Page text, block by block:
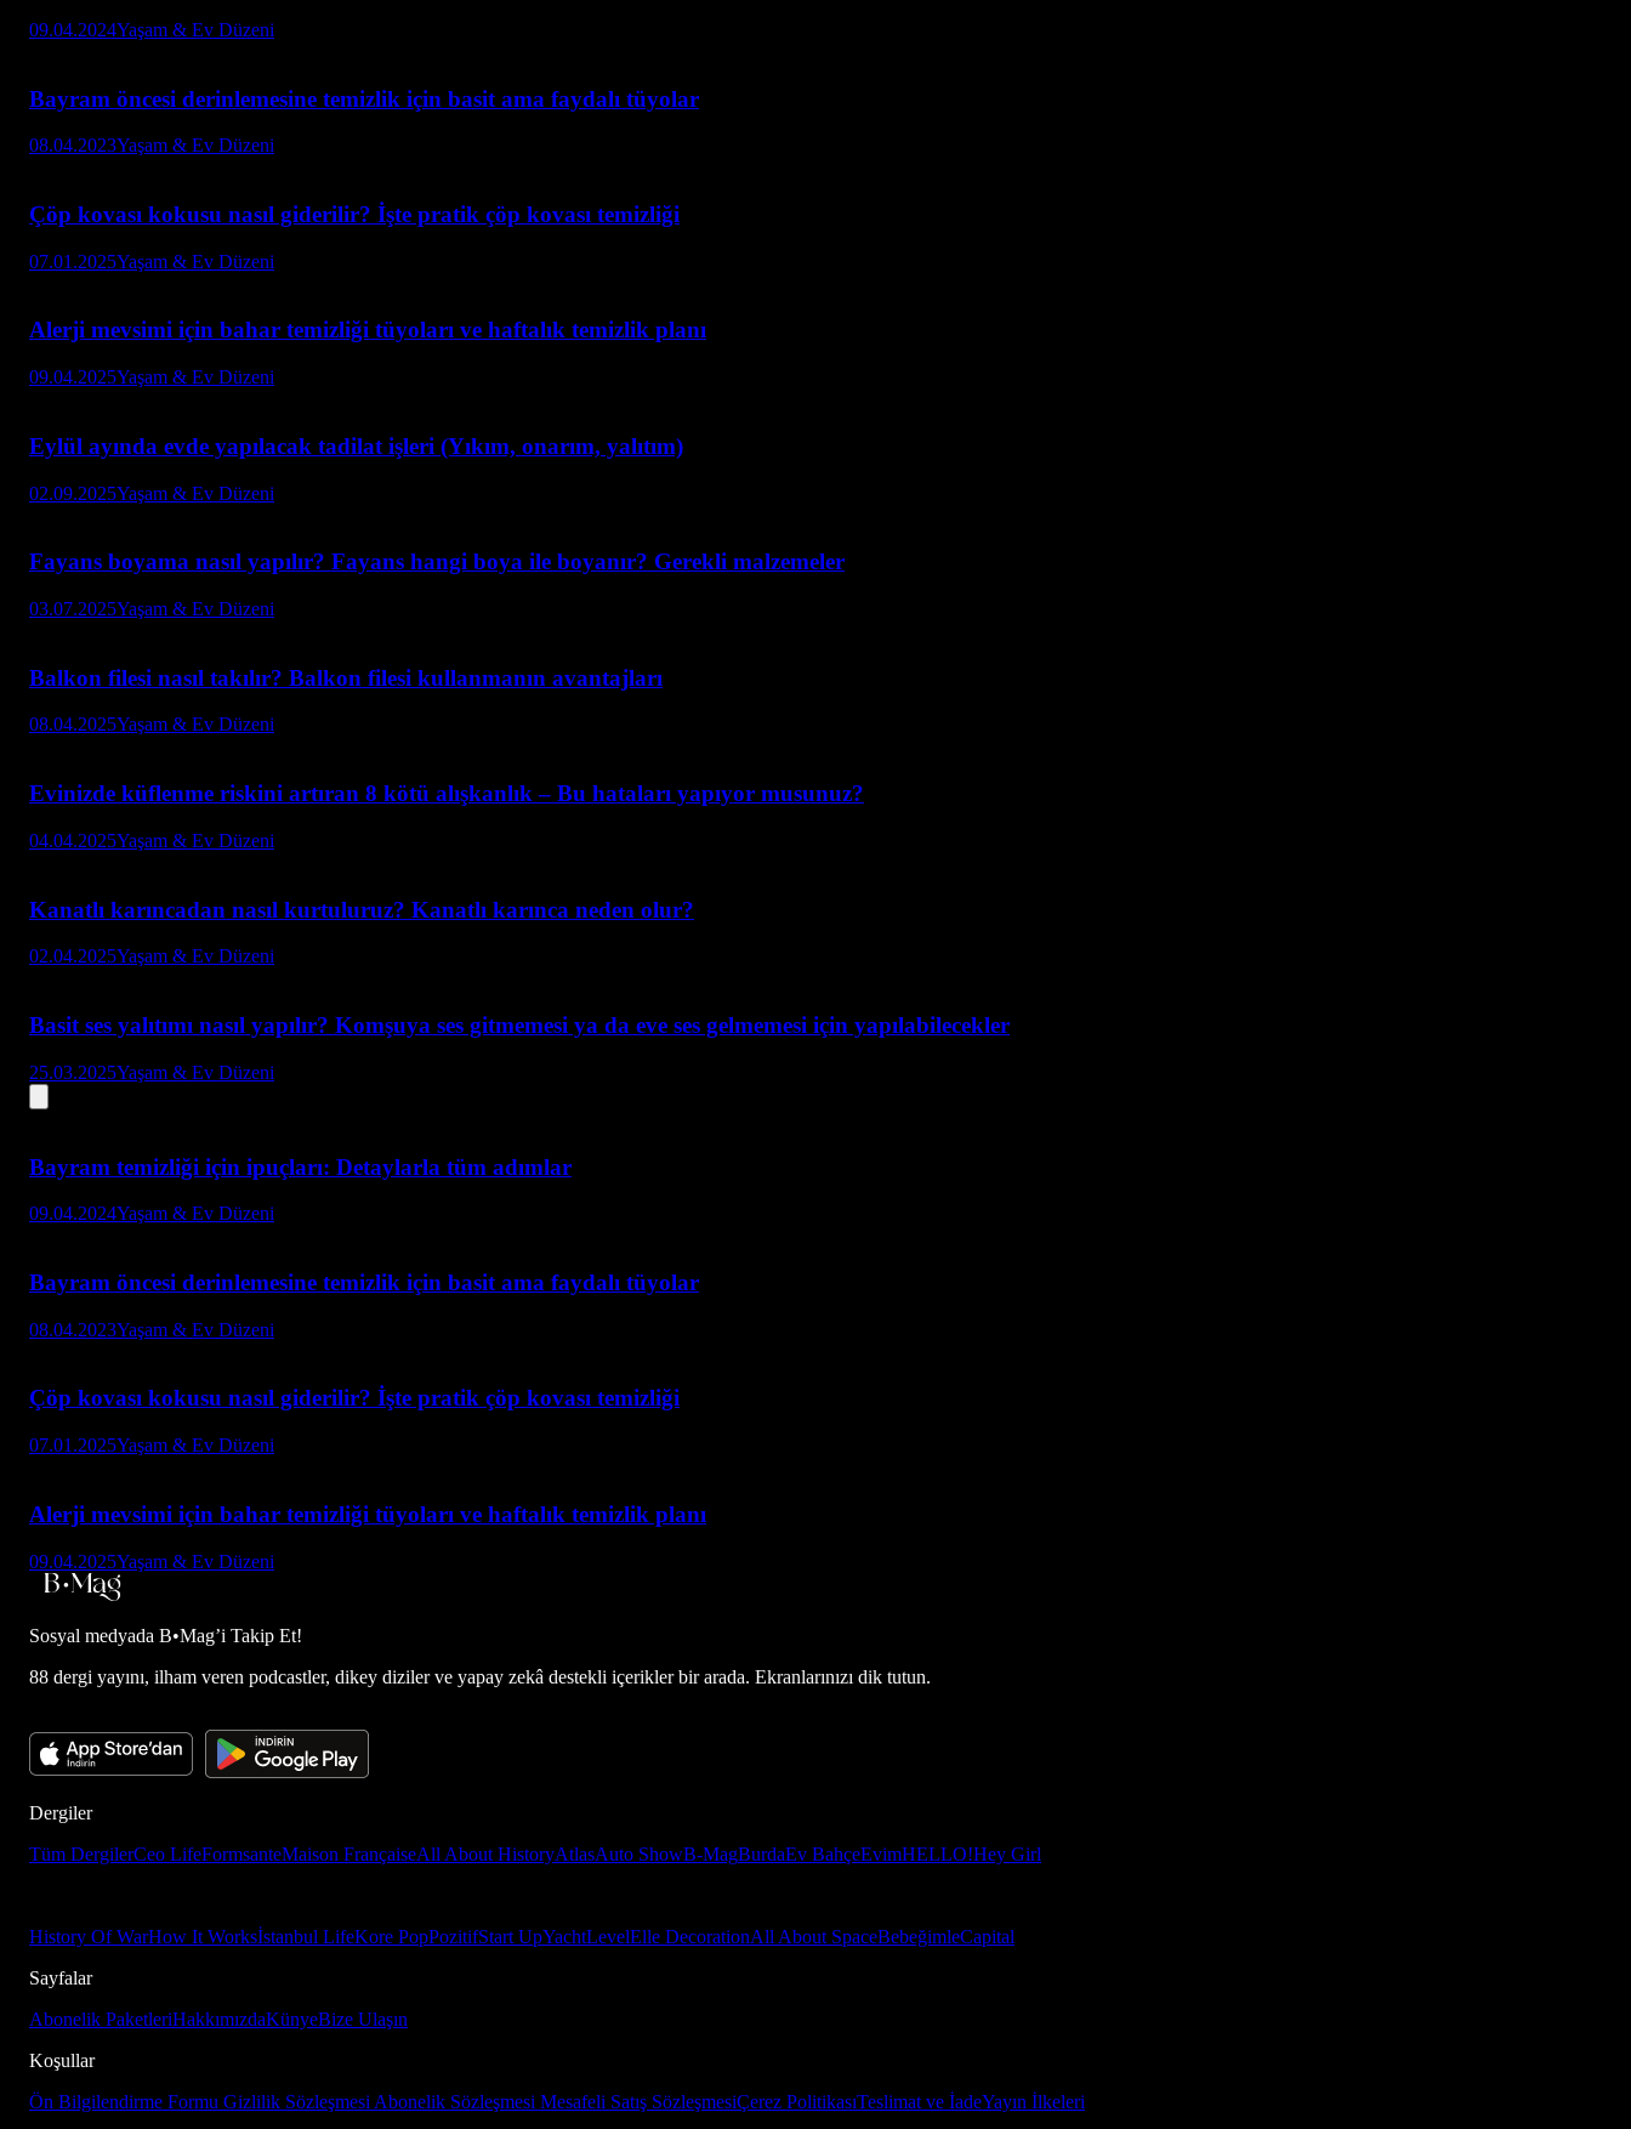
09.04.2024Yaşam & Ev Düzeni
Bayram öncesi derinlemesine temizlik için basit ama faydalı tüyolar
08.04.2023Yaşam & Ev Düzeni
Çöp kovası kokusu nasıl giderilir? İşte pratik çöp kovası temizliği
07.01.2025Yaşam & Ev Düzeni
Alerji mevsimi için bahar temizliği tüyoları ve haftalık temizlik planı
09.04.2025Yaşam & Ev Düzeni
Eylül ayında evde yapılacak tadilat işleri (Yıkım, onarım, yalıtım)
02.09.2025Yaşam & Ev Düzeni
Fayans boyama nasıl yapılır? Fayans hangi boya ile boyanır? Gerekli malzemeler
03.07.2025Yaşam & Ev Düzeni
Balkon filesi nasıl takılır? Balkon filesi kullanmanın avantajları
08.04.2025Yaşam & Ev Düzeni
Evinizde küflenme riskini artıran 8 kötü alışkanlık – Bu hataları yapıyor musunuz?
04.04.2025Yaşam & Ev Düzeni
Kanatlı karıncadan nasıl kurtuluruz? Kanatlı karınca neden olur?
02.04.2025Yaşam & Ev Düzeni
Basit ses yalıtımı nasıl yapılır? Komşuya ses gitmemesi ya da eve ses gelmemesi için yapılabilecekler
25.03.2025Yaşam & Ev Düzeni
Bayram temizliği için ipuçları: Detaylarla tüm adımlar
09.04.2024Yaşam & Ev Düzeni
Bayram öncesi derinlemesine temizlik için basit ama faydalı tüyolar
08.04.2023Yaşam & Ev Düzeni
Çöp kovası kokusu nasıl giderilir? İşte pratik çöp kovası temizliği
07.01.2025Yaşam & Ev Düzeni
Alerji mevsimi için bahar temizliği tüyoları ve haftalık temizlik planı
09.04.2025Yaşam & Ev Düzeni
Sosyal medyada B•Mag’i Takip Et!
88 dergi yayını, ilham veren podcastler, dikey diziler ve yapay zekâ destekli içerikler bir arada. Ekranlarınızı dik tutun.
Dergiler
Tüm DergilerCeo LifeFormsanteMaison FrançaiseAll About HistoryAtlasAuto ShowB-MagBurdaEv BahçeEvimHELLO!Hey Girl
History Of WarHow It Worksİstanbul LifeKore PopPozitifStart UpYachtLevelElle DecorationAll About SpaceBebeğimleCapital
Sayfalar
Abonelik PaketleriHakkımızdaKünyeBize Ulaşın
Koşullar
Ön Bilgilendirme Formu Gizlilik Sözleşmesi Abonelik Sözleşmesi Mesafeli Satış SözleşmesiÇerez PolitikasıTeslimat ve İadeYayın İlkeleri